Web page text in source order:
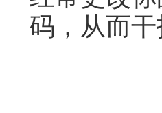
码，从而